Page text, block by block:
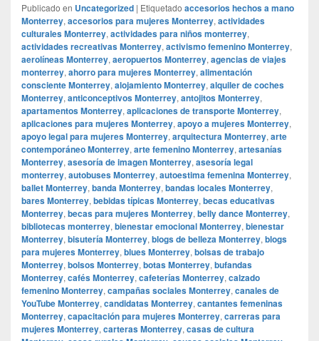
Publicado en Uncategorized | Etiquetado accesorios hechos a mano
Monterrey, accesorios para mujeres Monterrey, actividades
culturales Monterrey, actividades para niños monterrey,
actividades recreativas Monterrey, activismo femenino Monterrey,
aerolíneas Monterrey, aeropuertos Monterrey, agencias de viajes
monterrey, ahorro para mujeres Monterrey, alimentación
consciente Monterrey, alojamiento Monterrey, alquiler de coches
Monterrey, anticonceptivos Monterrey, antojitos Monterrey,
apartamentos Monterrey, aplicaciones de transporte Monterrey,
aplicaciones para mujeres Monterrey, apoyo a mujeres Monterrey,
apoyo legal para mujeres Monterrey, arquitectura Monterrey, arte
contemporáneo Monterrey, arte femenino Monterrey, artesanías
Monterrey, asesoría de imagen Monterrey, asesoría legal
monterrey, autobuses Monterrey, autoestima femenina Monterrey,
ballet Monterrey, banda Monterrey, bandas locales Monterrey,
bares Monterrey, bebidas típicas Monterrey, becas educativas
Monterrey, becas para mujeres Monterrey, belly dance Monterrey,
bibliotecas monterrey, bienestar emocional Monterrey, bienestar
Monterrey, bisutería Monterrey, blogs de belleza Monterrey, blogs
para mujeres Monterrey, blues Monterrey, bolsas de trabajo
Monterrey, bolsos Monterrey, botas Monterrey, bufandas
Monterrey, cafés Monterrey, cafeterías Monterrey, calzado
femenino Monterrey, campañas sociales Monterrey, canales de
YouTube Monterrey, candidatas Monterrey, cantantes femeninas
Monterrey, capacitación para mujeres Monterrey, carreras para
mujeres Monterrey, carteras Monterrey, casas de cultura